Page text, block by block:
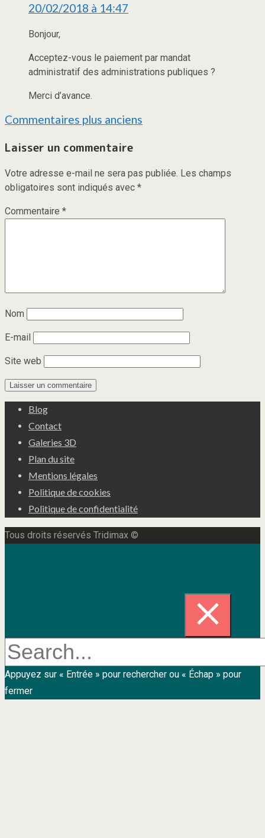
20/02/2018 à 14:47
Bonjour,
Acceptez-vous le paiement par mandat
administratif des administrations publiques ?
Merci d’avance.
Navigation
dans
commentaires
Commentaires plus anciens
Laisser un commentaire
Votre adresse e-mail ne sera pas publiée. Les champs
obligatoires sont indiqués avec *
Commentaire *
Nom
E-mail
Site web
Blog
Contact
Galeries 3D
Plan du site
Mentions légales
Politique de cookies
Politique de confidentialité
Tous droits réservés Tridimax ©
Appuyez sur « Entrée » pour rechercher ou « Échap » pour
fermer